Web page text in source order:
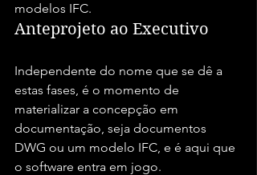
modelos IFC.
Anteprojeto ao Executivo
Independente do nome que se dê a
estas fases, é o momento de
materializar a concepção em
documentação, seja documentos
DWG ou um modelo IFC, e é aqui que
o software entra em jogo.